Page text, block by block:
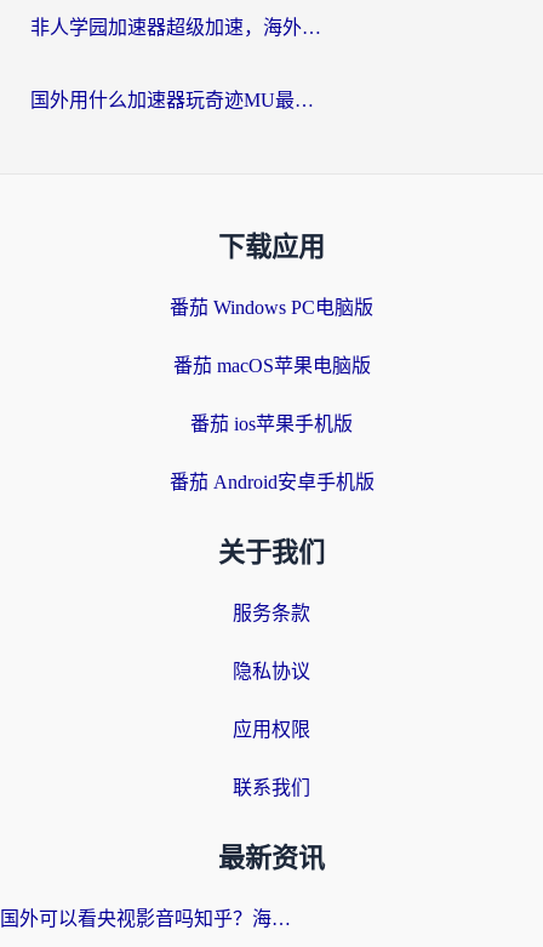
非人学园加速器超级加速，海外玩家重返国服的通行证
国外用什么加速器玩奇迹MU最好？2026海外玩家国服游戏加速全攻略
下载应用
番茄 Windows PC电脑版
番茄 macOS苹果电脑版
番茄 ios苹果手机版
番茄 Android安卓手机版
关于我们
服务条款
隐私协议
应用权限
联系我们
最新资讯
国外可以看央视影音吗知乎？海外党亲测有效的回国加速方案